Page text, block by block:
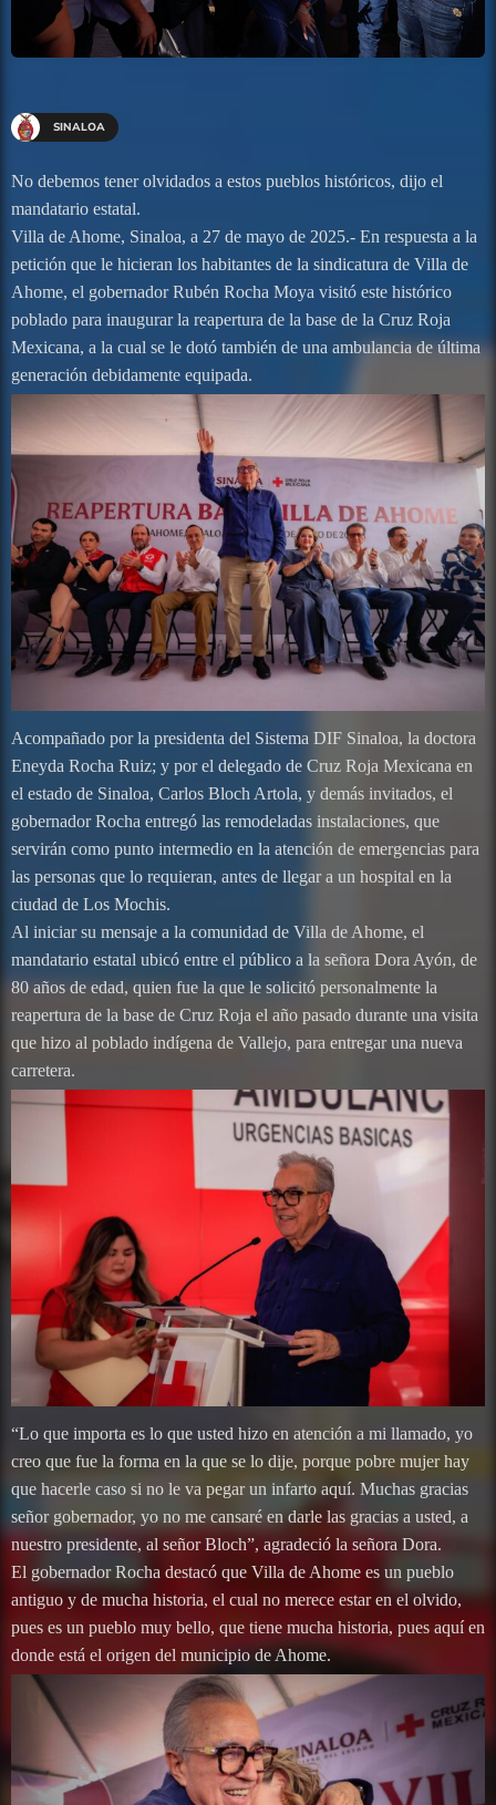
SINALOA
No debemos tener olvidados a estos pueblos históricos, dijo el
mandatario estatal.
Villa de Ahome, Sinaloa, a 27 de mayo de 2025.- En respuesta a la
petición que le hicieran los habitantes de la sindicatura de Villa de
Ahome, el gobernador Rubén Rocha Moya visitó este histórico
poblado para inaugurar la reapertura de la base de la Cruz Roja
Mexicana, a la cual se le dotó también de una ambulancia de última
generación debidamente equipada.
Acompañado por la presidenta del Sistema DIF Sinaloa, la doctora
Eneyda Rocha Ruiz; y por el delegado de Cruz Roja Mexicana en
el estado de Sinaloa, Carlos Bloch Artola, y demás invitados, el
gobernador Rocha entregó las remodeladas instalaciones, que
servirán como punto intermedio en la atención de emergencias para
las personas que lo requieran, antes de llegar a un hospital en la
ciudad de Los Mochis.
Al iniciar su mensaje a la comunidad de Villa de Ahome, el
mandatario estatal ubicó entre el público a la señora Dora Ayón, de
80 años de edad, quien fue la que le solicitó personalmente la
reapertura de la base de Cruz Roja el año pasado durante una visita
que hizo al poblado indígena de Vallejo, para entregar una nueva
carretera.
“Lo que importa es lo que usted hizo en atención a mi llamado, yo
creo que fue la forma en la que se lo dije, porque pobre mujer hay
que hacerle caso si no le va pegar un infarto aquí. Muchas gracias
señor gobernador, yo no me cansaré en darle las gracias a usted, a
nuestro presidente, al señor Bloch”, agradeció la señora Dora.
El gobernador Rocha destacó que Villa de Ahome es un pueblo
antiguo y de mucha historia, el cual no merece estar en el olvido,
pues es un pueblo muy bello, que tiene mucha historia, pues aquí en
donde está el origen del municipio de Ahome.